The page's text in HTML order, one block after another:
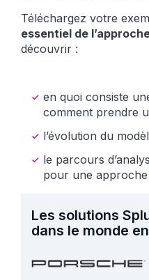
Téléchargez votre
essentiel de
découvrir :
en quoi consiste
comment prendre
l’évolution du
le parcours
pour une
Les solutions
dans le monde